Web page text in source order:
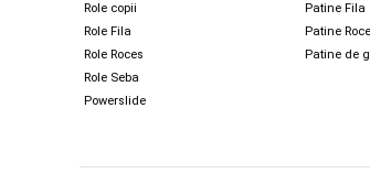
Role copii
Role Fila
Role Roces
Role Seba
Powerslide
Patine Fila
Patine
Patine de